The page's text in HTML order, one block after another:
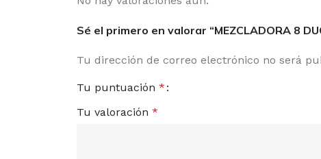
Sé el primero en valorar “MEZCLADORA 8
Tu dirección de correo electrónico no será
Tu puntuación *
Tu valoración *